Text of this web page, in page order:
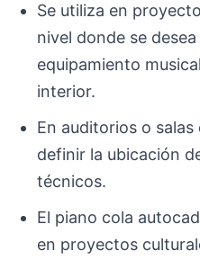
Se utiliza en
nivel donde se
equipamiento
interior.
En auditorios o
definir la ubicación
técnicos.
El piano cola
en proyectos